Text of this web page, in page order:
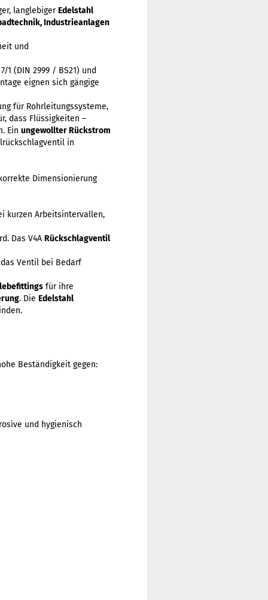
langlebigerEdelstahl
Industrieanlagen
und
1 (DIN 2999 / BS21) und
eignen sich gängige
für Rohrleitungssysteme,
dass Flüssigkeiten –
Ein ungewollter Rückstrom
in
Dimensionierung
kurzen Arbeitsintervallen,
Das V4A Rückschlagventil
Ventil bei Bedarf
für ihre
. Die Edelstahl
Beständigkeit gegen:
und hygienisch